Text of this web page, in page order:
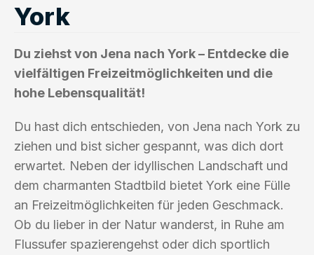
York
Du ziehst von Jena nach York – Entdecke die
vielfältigen Freizeitmöglichkeiten und die
hohe Lebensqualität!
Du hast dich entschieden, von Jena nach York zu
ziehen und bist sicher gespannt, was dich dort
erwartet. Neben der idyllischen Landschaft und
dem charmanten Stadtbild bietet York eine Fülle
an Freizeitmöglichkeiten für jeden Geschmack.
Ob du lieber in der Natur wanderst, in Ruhe am
Flussufer spazierengehst oder dich sportlich